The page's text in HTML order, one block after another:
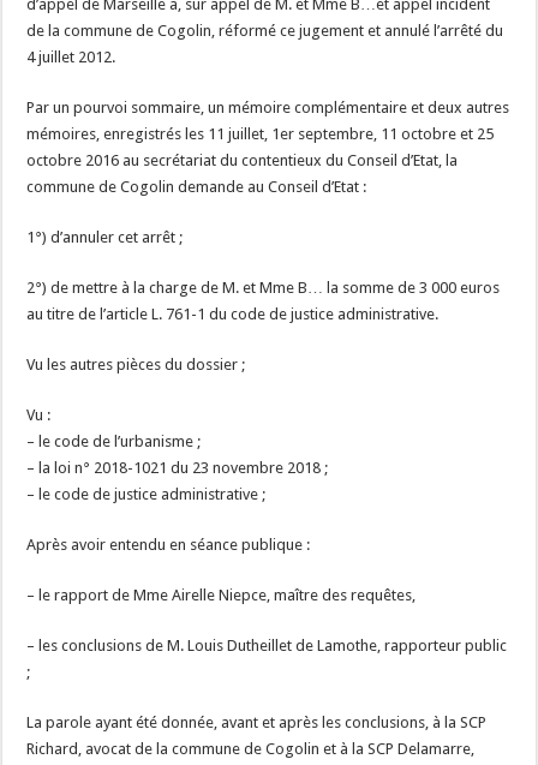
d’appel de Marseille a, sur appel de M. et Mme B…et appel incident
de la commune de Cogolin, réformé ce jugement et annulé l’arrêté du
4 juillet 2012.
Par un pourvoi sommaire, un mémoire complémentaire et deux autres
mémoires, enregistrés les 11 juillet, 1er septembre, 11 octobre et 25
octobre 2016 au secrétariat du contentieux du Conseil d’Etat, la
commune de Cogolin demande au Conseil d’Etat :
1°) d’annuler cet arrêt ;
2°) de mettre à la charge de M. et Mme B… la somme de 3 000 euros
au titre de l’article L. 761-1 du code de justice administrative.
Vu les autres pièces du dossier ;
Vu :
– le code de l’urbanisme ;
– la loi n° 2018-1021 du 23 novembre 2018 ;
– le code de justice administrative ;
Après avoir entendu en séance publique :
– le rapport de Mme Airelle Niepce, maître des requêtes,
– les conclusions de M. Louis Dutheillet de Lamothe, rapporteur public
;
La parole ayant été donnée, avant et après les conclusions, à la SCP
Richard, avocat de la commune de Cogolin et à la SCP Delamarre,